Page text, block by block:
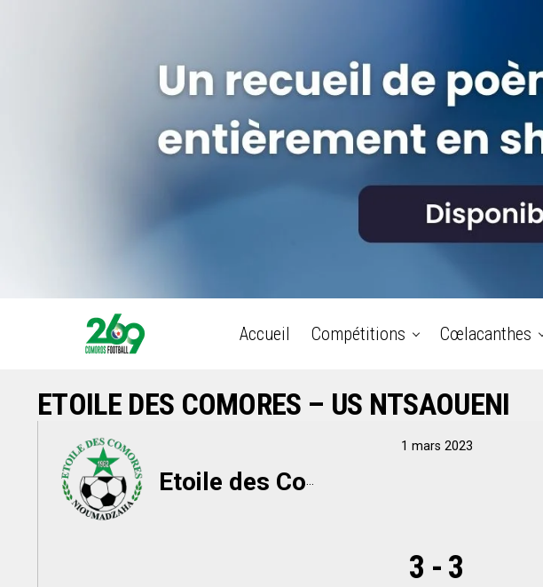
Accueil Compétitions Cœlacanthes
ETOILE DES COMORES – US NTSAOUENI
Etoile des Comores
1 mars 2023
3 - 3